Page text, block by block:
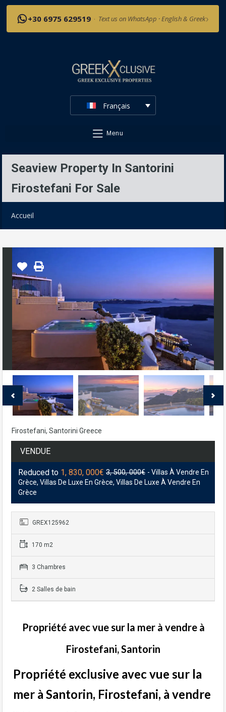
+30 6975 629519 · Text us on WhatsApp · English & Greek›
Français
Menu
Seaview Property In Santorini
Firostefani For Sale
Accueil
Firostefani, Santorini Greece
VENDUE
Reduced to 1, 830, 000€ 3, 500, 000€ - Villas À Vendre En
Grèce, Villas De Luxe En Grèce, Villas De Luxe À Vendre En
Grèce
GREX125962
170 m2
3 Chambres
2 Salles de bain
Propriété avec vue sur la mer à vendre à
Firostefani, Santorin
Propriété exclusive avec vue sur la
mer à Santorin, Firostefani, à vendre